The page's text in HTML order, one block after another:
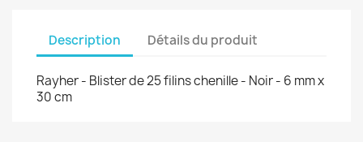
Description Détails du produit
Rayher - Blister de 25 filins chenille - Noir - 6 mm x
30 cm